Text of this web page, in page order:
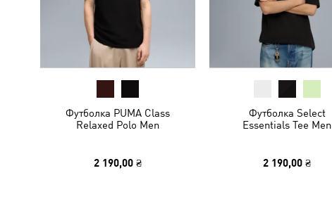
Футболка PUMA Class
Relaxed Polo Men
2 190,00 ₴
Футболка Select
Essentials Tee Men
2 190,00 ₴